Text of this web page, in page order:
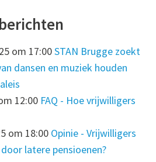
om 17:00STAN Brugge zoekt
dansen en muziek houden
12:00 FAQ - Hoe vrijwilligers
om 18:00 Opinie - Vrijwilligers
latere pensioenen?